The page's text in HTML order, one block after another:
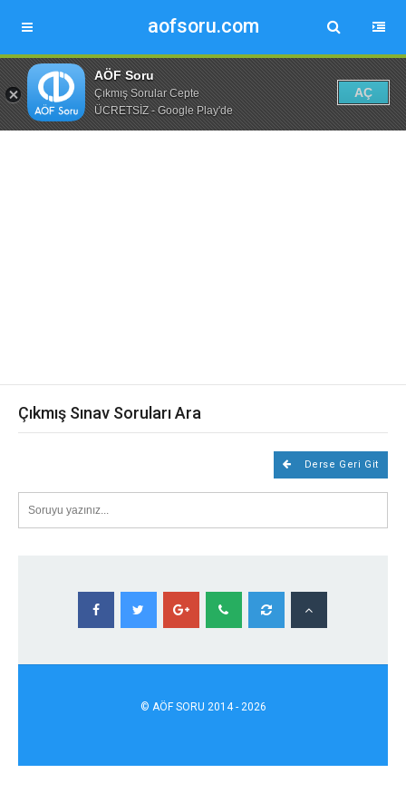
aofsoru.com
AÖF Soru
Çıkmış Sorular Cepte
ÜCRETSİZ - Google Play'de
AÇ
Çıkmış Sınav Soruları Ara
Derse Geri Git
© AÖFSORU 2014 - 2026